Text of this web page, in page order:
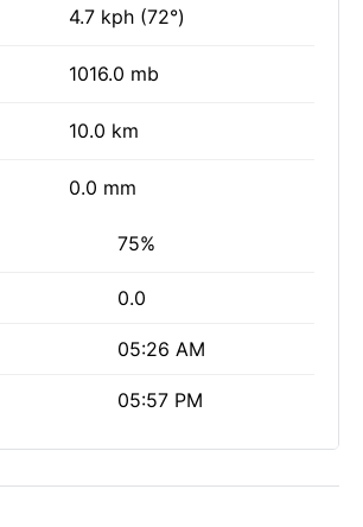
4.7 kph (72°)
1016.0 mb
10.0 km
0.0 mm
75%
0.0
05:26 AM
05:57 PM